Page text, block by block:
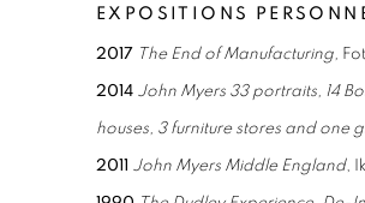
EXPOSITIONS
2017 The End of Manufacturing,
2014 John Myers 33 portraits, 14
houses, 3 furniture stores and one
2011 John Myers Middle England,